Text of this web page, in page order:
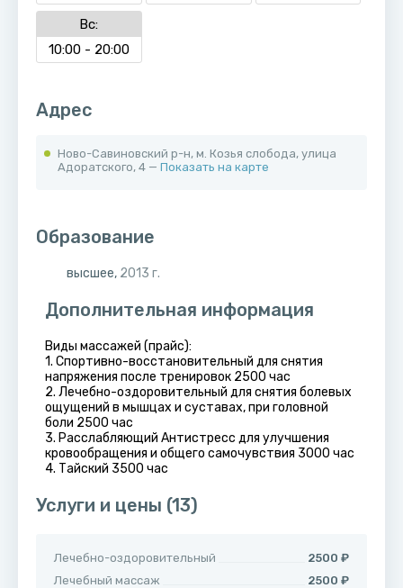
Вс:
10:00 - 20:00
Адрес
Ново-Савиновский р-н, м. Козья слобода, улица
Адоратского, 4 — Показать на карте
Образование
высшее, 2013 г.
Дополнительная информация
Виды массажей (прайс):
1. Спортивно-восстановительный для снятия
напряжения после тренировок 2500 час
2. ⁠Лечебно-оздоровительный для снятия болевых
ощущений в мышцах и суставах, при головной
боли 2500 час
3. ⁠Расслабляющий Антистресс для улучшения
кровообращения и общего самочувствия 3000 час
4. Тайский 3500 час
Услуги и цены (13)
Лечебно-оздоровительный
2500 ₽
Лечебный массаж
2500 ₽